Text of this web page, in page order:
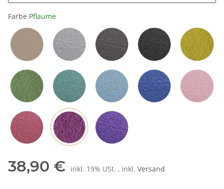
Farbe Pflaume
Sand / BeigeHellgrau Grau Schwarz
Olivgrün Petrol Hellblau
38,90 € inkl. 19% USt. , inkl. Versand